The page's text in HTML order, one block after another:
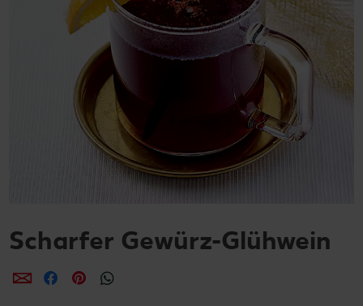
Scharfer Gewürz-Glühwein
per E-Mail teilen
per Facebook teilen
per Pinterest teilen